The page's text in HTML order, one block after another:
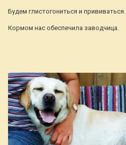
Будем глистогониться и прививаться.
Кормом нас обеспечила заводчица.